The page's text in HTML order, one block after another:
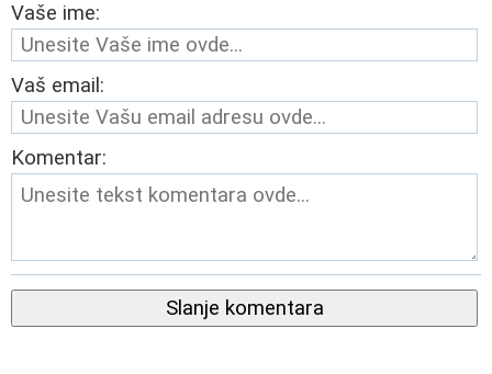
Vaše ime:
Vaš email:
Komentar:
Slanje komentara